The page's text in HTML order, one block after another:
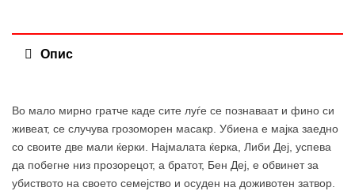
Опис
Во мало мирно гратче каде сите луѓе се познаваат и фино си
живеат, се случува грозоморен масакр. Убиена е мајка заедно
со своите две мали ќерки. Најмалата ќерка, Либи Деј, успева
да побегне низ прозорецот, а братот, Бен Деј, е обвинет за
убиството на своето семејство и осуден на доживотен затвор.